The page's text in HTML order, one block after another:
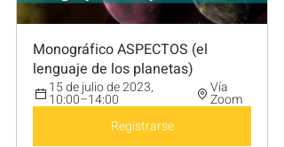
Monográfico ASPECTOS (el
lenguaje de los planetas)
15 de julio de 2023,
10:00–14:00
Vía
Zoom
Registrarse